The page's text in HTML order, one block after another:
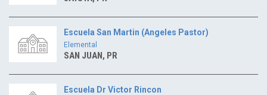
Escuela San Martin (Angeles Pastor)
Elemental
SAN JUAN, PR
Escuela Dr Victor Rincon